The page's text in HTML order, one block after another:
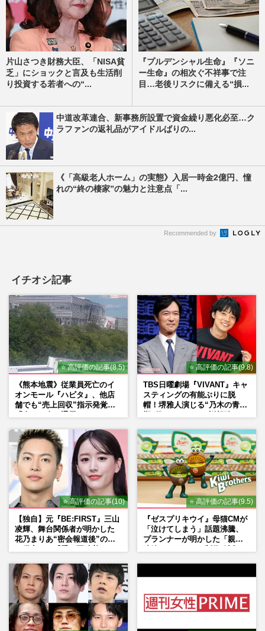
片山さつき財務大臣、「NISA貧
乏」にショックと言及も生活削
り投資する若者への“...
『プルデンシャル生命』『ソニ
ー生命』の相次ぐ不祥事で注
目…老後リスクに備える“損...
中道改革連合、新事務所設置で資金繰り悪化必至…ク
ラファンの返礼品がアイドルばりの...
《「高級老人ホーム」の実態》入居一時金2億円、憧
れの“終の棲家”の魅力と注意点「...
Recommended by
イチオシ記事
⭐ 高評価の記事(8.5)
《熊本地震》従業員死亡のイ
オンモール『ハビタ』、他店
舗でも“売上回収”指示発覚で
⭐ 高評価の記事(9.8)
TBS日曜劇場『VIVANT』キャ
スティングの有能ぶりに脱
帽！堺雅人演じる“乃木の青年
マン長男・櫻井海音だった
⭐ 高評価の記事(10)
【独自】元『BE:FIRST』三山
凌輝、舞台関係者が明かした
花乃まりあ“密会報道後”の呆
⭐ 高評価の記事(9.5)
『ゼスプリキウイ』母猫CMが
「泣けてしまう」話題沸騰、
プランナーが明かした「親に